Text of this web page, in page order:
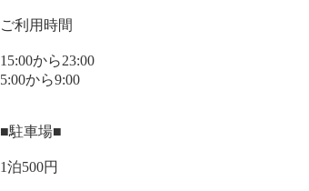
ご利用時間
15:00から23:00
5:00から9:00
■駐車場■
1泊500円